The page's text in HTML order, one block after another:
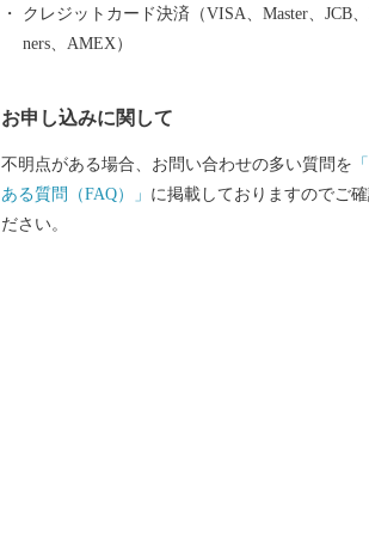
クレジットカード決済（VISA、Master、JCB
ners、AMEX）
お申し込みに関して
不明点がある場合、お問い合わせの多い質問を
ある質問（FAQ）」 に掲載しておりますのでご確
ださい。